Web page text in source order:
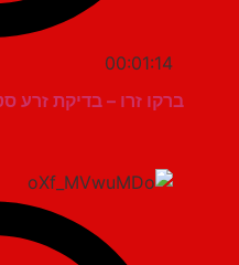
00:01:14
ברקו זרו – בדיקת זרע סטנד אפ